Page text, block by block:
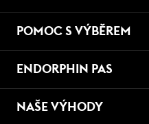
POMOC S VÝBĚREM
ENDORPHIN PAS
NAŠE VÝHODY